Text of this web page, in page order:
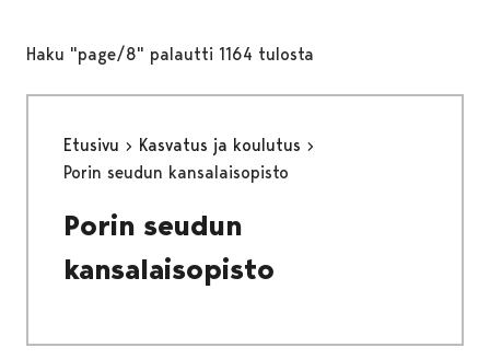
Haku "page/8" palautti 1164 tulosta
Etusivu
Kasvatus ja koulutus
Porin seudun kansalaisopisto
Porin seudun
kansalaisopisto